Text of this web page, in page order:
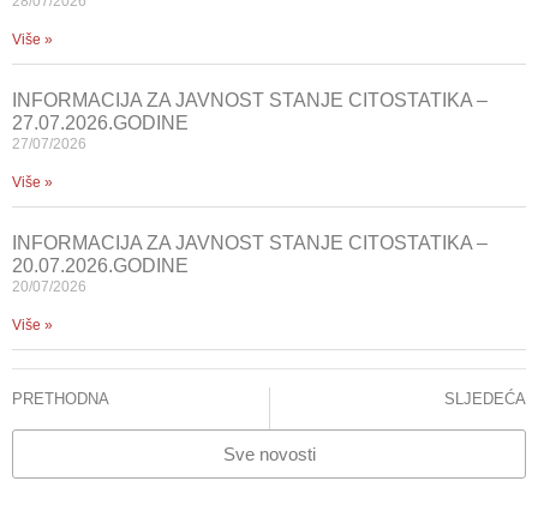
Više »
INFORMACIJA ZA JAVNOST STANJE CITOSTATIKA –
27.07.2026.GODINE
27/07/2026
Više »
INFORMACIJA ZA JAVNOST STANJE CITOSTATIKA –
20.07.2026.GODINE
20/07/2026
Više »
PRETHODNA SLJEDEĆA
Sve novosti